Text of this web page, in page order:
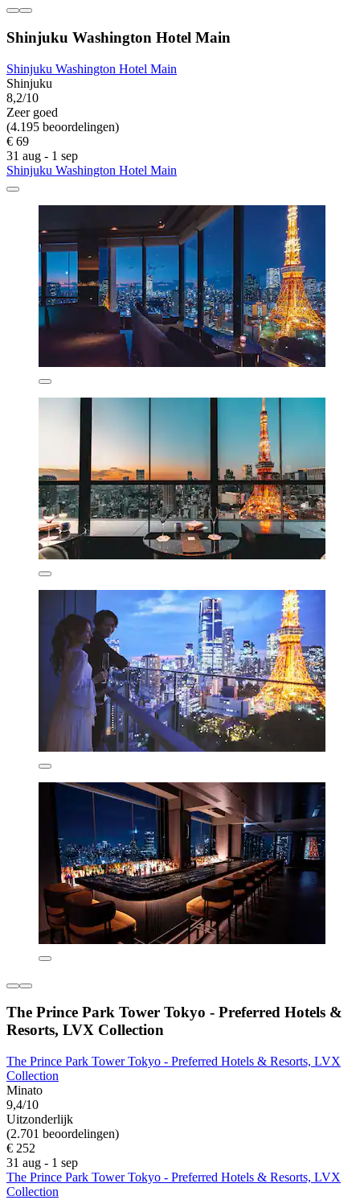
Shinjuku Washington Hotel Main
Shinjuku Washington Hotel Main
Shinjuku
8,2/10
Zeer goed
(4.195 beoordelingen)
€ 69
31 aug - 1 sep
Shinjuku Washington Hotel Main
The Prince Park Tower Tokyo - Preferred Hotels &
Resorts, LVX Collection
The Prince Park Tower Tokyo - Preferred Hotels & Resorts, LVX
Collection
Minato
9,4/10
Uitzonderlijk
(2.701 beoordelingen)
€ 252
31 aug - 1 sep
The Prince Park Tower Tokyo - Preferred Hotels & Resorts, LVX
Collection